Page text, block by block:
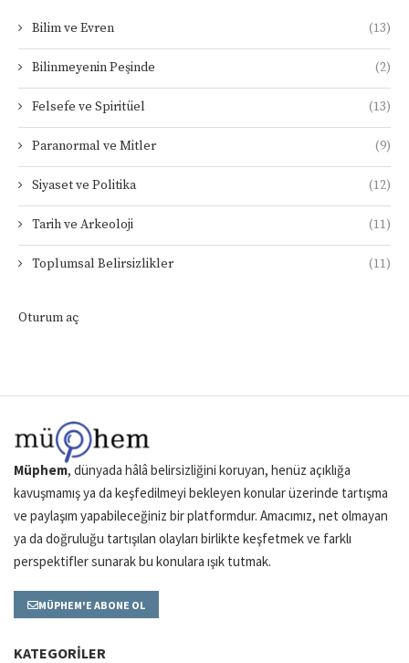
Bilim ve Evren (13)
Bilinmeyenin Peşinde (2)
Felsefe ve Spiritüel (13)
Paranormal ve Mitler (9)
Siyaset ve Politika (12)
Tarih ve Arkeoloji (11)
Toplumsal Belirsizlikler (11)
Oturum aç
Müphem, dünyada hâlâ belirsizliğini koruyan, henüz açıklığa
kavuşmamış ya da keşfedilmeyi bekleyen konular üzerinde tartışma
ve paylaşım yapabileceğiniz bir platformdur. Amacımız, net olmayan
ya da doğruluğu tartışılan olayları birlikte keşfetmek ve farklı
perspektifler sunarak bu konulara ışık tutmak.
MÜPHEM'E ABONE OL
KATEGORILER